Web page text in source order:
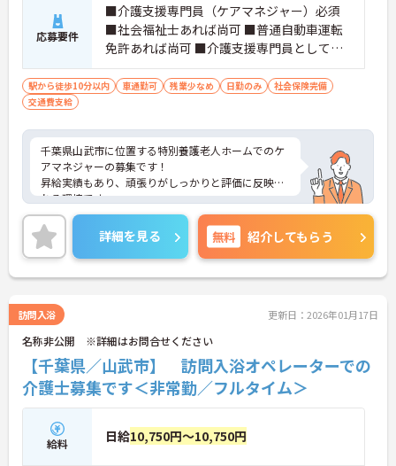
応募要件
■介護支援専門員（ケアマネジャー）必須
■社会福祉士あれば尚可 ■普通自動車運転
免許あれば尚可 ■介護支援専門員としての
業務経験必須
駅から徒歩10分以内 車通勤可 残業少なめ 日勤のみ
社会保険完備
交通費支給
千葉県山武市に位置する特別養護老人ホームでのケ
アマネジャーの募集です！
昇給実績もあり、頑張りがしっかりと評価に反映さ
れる環境です。
ご興味ある方には、面接対策ポイントなど、さらに
詳細をお話しいたしますのでお気軽にご相談くださ
い！
詳細を見る 無料 紹介してもらう
訪問入浴 更新日：2026年01月17日
名称非公開 ※詳細はお問合せください
【千葉県／山武市】 訪問入浴オペレーターでの
介護士募集です＜非常勤／フルタイム＞
給料 日給10,750円～10,750円